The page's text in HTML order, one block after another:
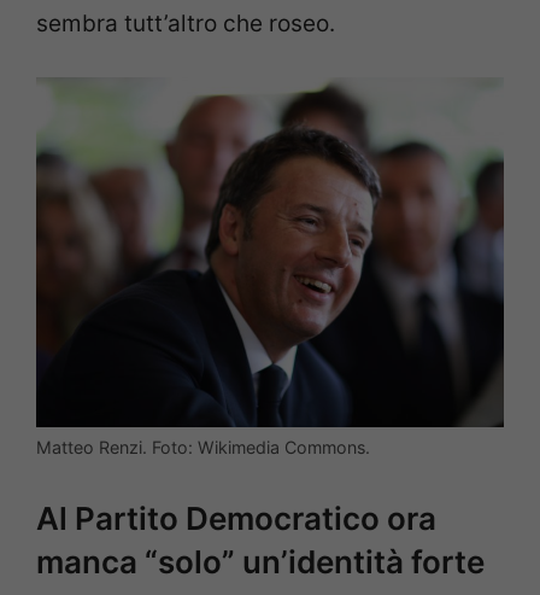
sembra tutt’altro che roseo.
Matteo Renzi. Foto: Wikimedia Commons.
Al Partito Democratico ora
manca “solo” un’identità forte